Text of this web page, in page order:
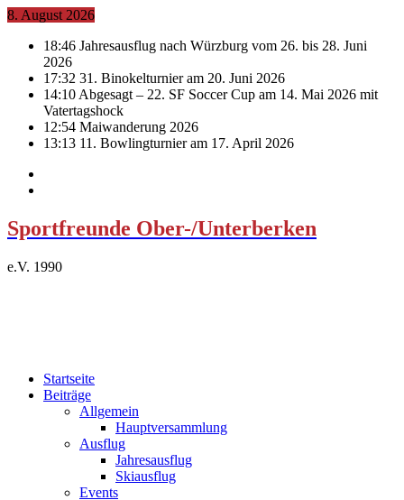
8. August 2026
18:46 Jahresausflug nach Würzburg vom 26. bis 28. Juni
2026
17:32 31. Binokelturnier am 20. Juni 2026
14:10 Abgesagt – 22. SF Soccer Cup am 14. Mai 2026 mit
Vatertagshock
12:54 Maiwanderung 2026
13:13 11. Bowlingturnier am 17. April 2026
Sportfreunde Ober-/Unterberken
e.V. 1990
Startseite
Beiträge
Allgemein
Hauptversammlung
Ausflug
Jahresausflug
Skiausflug
Events